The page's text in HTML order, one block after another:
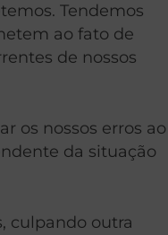
Tendemos
ao fato de
de nossos
os nossos erros ao
da situação
culpando outra